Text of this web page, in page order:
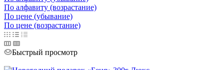
По алфавиту (возрастание)
По цене (убывание)
По цене (возрастание)
Быстрый просмотр